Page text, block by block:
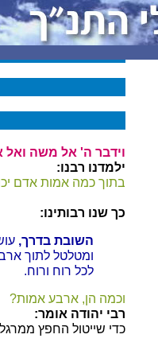
וידבר ה' אל משה ואל
ילמדנו רבנו:
בתוך כמה אמות אדם
כך שנו רבותינו:
השובת בדרך,
ומטלטל לתוך
לכל רוח ורוח.
וכמה הן, ארבע אמות?
רבי יהודה אומר:
כדי שייטול החפץ